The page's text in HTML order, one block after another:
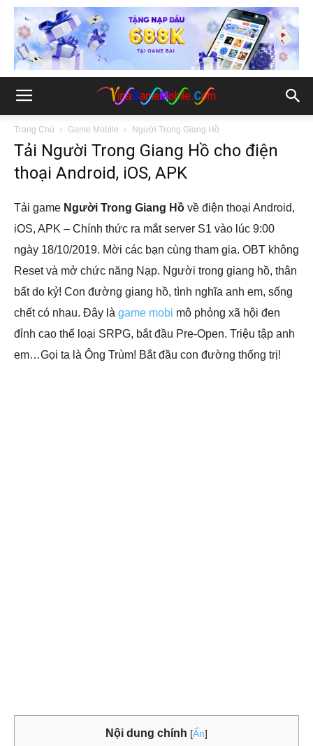
Trang Chủ Game Mobile Người Trong Giang Hồ
Tải Người Trong Giang Hồ cho điện
thoại Android, iOS, APK
Tải game Người Trong Giang Hồ về điện thoại Android,
iOS, APK – Chính thức ra mắt server S1 vào lúc 9:00
ngày 18/10/2019. Mời các bạn cùng tham gia. OBT không
Reset và mở chức năng Nạp. Người trong giang hồ, thân
bất do kỷ! Con đường giang hồ, tình nghĩa anh em, sống
chết có nhau. Đây là game mobi mô phỏng xã hội đen
đỉnh cao thể loại SRPG, bắt đầu Pre-Open. Triệu tập anh
em…Gọi ta là Ông Trùm! Bắt đầu con đường thống trị!
Nội dung chính [Ẩn]